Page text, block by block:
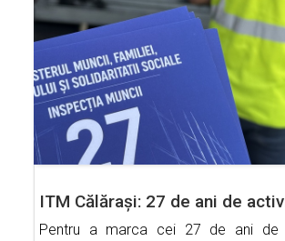
ITM Călărași: 27 de ani de
Pentru a marca cei 27 de ani de